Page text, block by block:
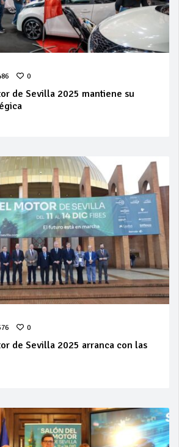
0
de Sevilla 2025 mantiene su
0
de Sevilla 2025 arranca con las